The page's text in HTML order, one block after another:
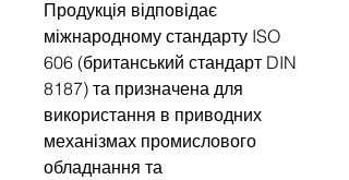
Продукція відповідає
міжнародному стандарту ISO
606 (британський стандарт DIN
8187) та призначена для
використання в приводних
механізмах промислового
обладнання та